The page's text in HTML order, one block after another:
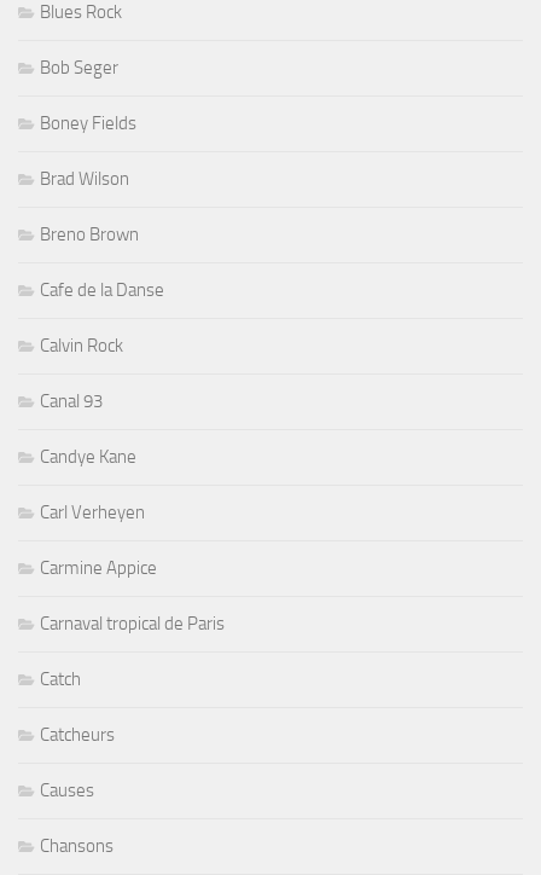
Blues Rock
Bob Seger
Boney Fields
Brad Wilson
Breno Brown
Cafe de la Danse
Calvin Rock
Canal 93
Candye Kane
Carl Verheyen
Carmine Appice
Carnaval tropical de Paris
Catch
Catcheurs
Causes
Chansons